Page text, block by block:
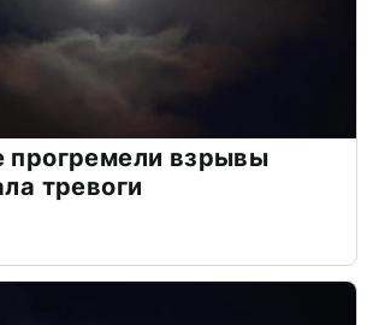
прогремели взрывы
тревоги